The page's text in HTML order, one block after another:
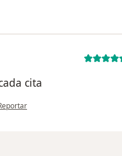
cita
opinión del usuario Kelly Chica